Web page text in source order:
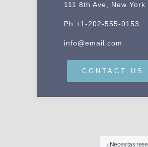
111 8th Ave, New York
Ph +1-202-555-0153
info@email.com
CONTACT US
¿Necesitas